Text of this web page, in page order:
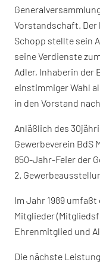
Vorstandschaft.
Schopp stellte sein
seine Verdienste
Adler, Inhaberin der
einstimmiger Wahl
in den Vorstand
Anläßlich des
Gewerbeverein BdS
850-Jahr-Feier der
2.
Im Jahr 1989
Mitglieder
Ehrenmitglied und
Die nächste